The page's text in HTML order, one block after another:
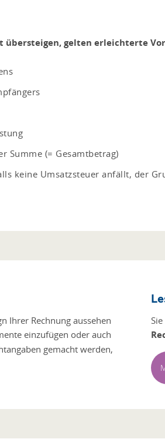
übersteigen, gelten erleichterte
Summe (= Gesamtbetrag)
keine Umsatzsteuer anfällt, der
Ihrer Rechnung aussehen
einzufügen oder auch
gemacht werden,